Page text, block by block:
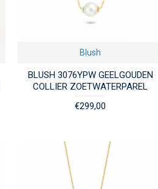
Blush
BLUSH 3076YPW GEELGOUDEN
COLLIER ZOETWATERPAREL
€299,00